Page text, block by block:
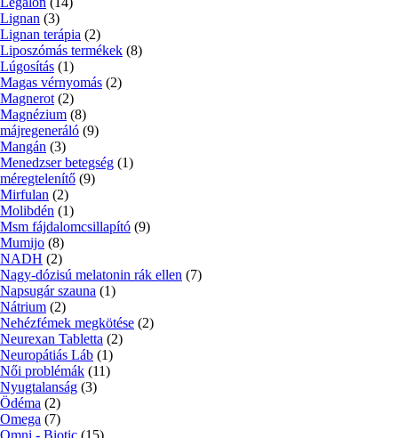
Lignan (3)
Lignan terápia (2)
Liposzómás termékek (8)
Lúgosítás (1)
Magas vérnyomás (2)
Magnerot (2)
Magnézium (8)
májregeneráló (9)
Mangán (3)
Menedzser betegség (1)
méregtelenítő (9)
Mirfulan (2)
Molibdén (1)
Msm fájdalomcsillapító (9)
Mumijo (8)
NADH (2)
Nagy-dózisú melatonin rák ellen (7)
Napsugár szauna (1)
Nátrium (2)
Nehézfémek megkötése (2)
Neurexan Tabletta (2)
Neuropátiás Láb (1)
Női problémák (11)
Nyugtalanság (3)
Ödéma (2)
Omega (7)
Omni - Biotic (15)